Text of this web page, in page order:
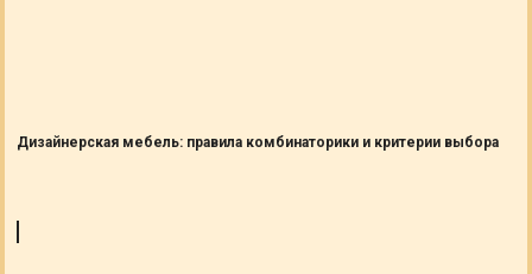
Дизайнерская мебель: правила комбинаторики и критерии выбора